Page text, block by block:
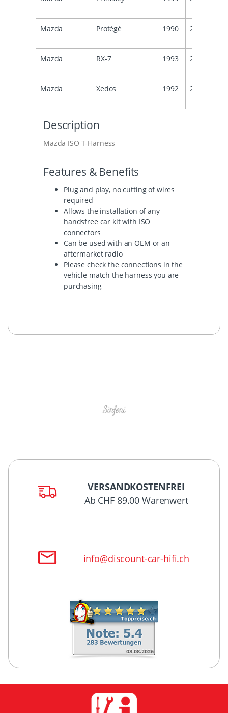
Mazda Protégé 1990 2000
Mazda RX-7 1993 2000
Mazda Xedos 1992 2000
Description
Mazda ISO T-Harness
Features & Benefits
Plug and play, no cutting of wires
required
Allows the installation of any
handsfree car kit with ISO
connectors
Can be used with an OEM or an
aftermarket radio
Please check the connections in the
vehicle match the harness you are
purchasing
VERSANDKOSTENFREI
Ab CHF 89.00 Warenwert
info@discount-car-hifi.ch